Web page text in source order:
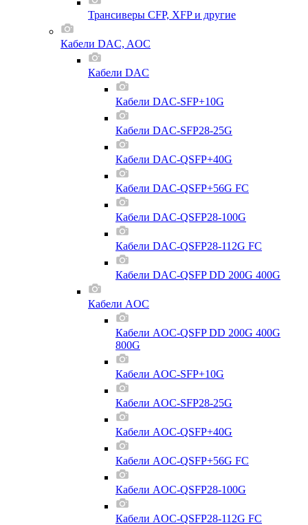
Трансиверы CFP, XFP и другие
Кабели DAC, AOC
Кабели DAC
Кабели DAC-SFP+10G
Кабели DAC-SFP28-25G
Кабели DAC-QSFP+40G
Кабели DAC-QSFP+56G FC
Кабели DAC-QSFP28-100G
Кабели DAC-QSFP28-112G FC
Кабели DAC-QSFP DD 200G 400G
Кабели AOC
Кабели AOC-QSFP DD 200G 400G
800G
Кабели AOC-SFP+10G
Кабели AOC-SFP28-25G
Кабели AOC-QSFP+40G
Кабели AOC-QSFP+56G FC
Кабели AOC-QSFP28-100G
Кабели AOC-QSFP28-112G FC